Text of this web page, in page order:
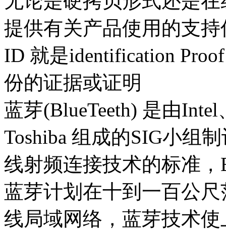
提供有关产品使用的支持
ID 就是identification
份的证据或证明
蓝芽(BlueTeeth) 是由
Toshiba 组成的SIG小组
线射频连接技术的标准
蓝芽计划在十到一百公
线局域网络，蓝芽技术